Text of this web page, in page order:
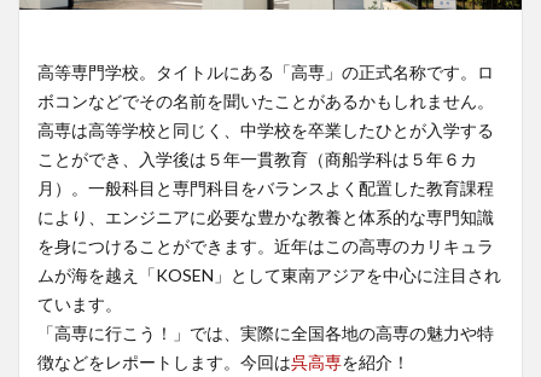
高等専門学校。タイトルにある「高専」の正式名称です。ロ
ボコンなどでその名前を聞いたことがあるかもしれません。
高専は高等学校と同じく、中学校を卒業したひとが入学する
ことができ、入学後は５年一貫教育（商船学科は５年６カ
月）。一般科目と専門科目をバランスよく配置した教育課程
により、エンジニアに必要な豊かな教養と体系的な専門知識
を身につけることができます。近年はこの高専のカリキュラ
ムが海を越え「KOSEN」として東南アジアを中心に注目され
ています。
「高専に行こう！」では、実際に全国各地の高専の魅力や特
徴などをレポートします。今回は呉高専を紹介！